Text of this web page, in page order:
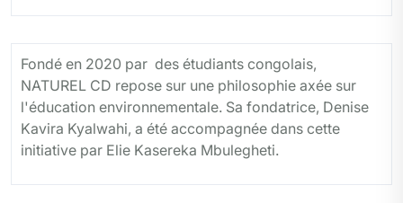
Fondé en 2020 par des étudiants congolais,
NATUREL CD repose sur une philosophie axée sur
l'éducation environnementale. Sa fondatrice, Denise
Kavira Kyalwahi, a été accompagnée dans cette
initiative par Elie Kasereka Mbulegheti.